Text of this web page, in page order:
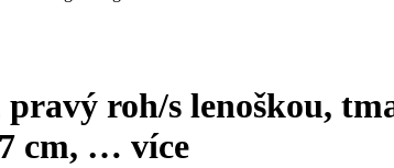
pravý roh/s lenoškou,
cm, … více